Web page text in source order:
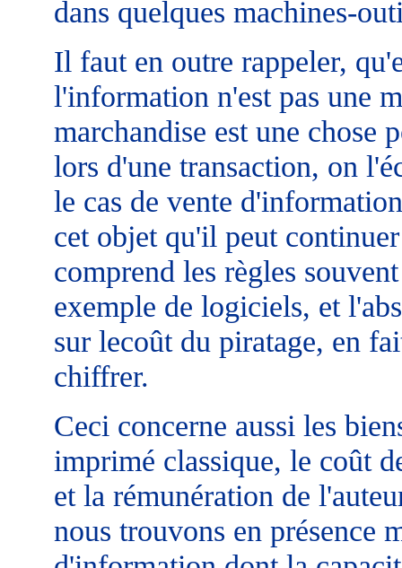
dans quelques machines-
Il faut en outre rappeler,
l'information n'est pas une
marchandise est une chose
lors d'une transaction, on
le cas de vente
cet objet qu'il peut
comprend les règles
exemple de logiciels, et
sur lecoût du piratage, en
chiffrer.
Ceci concerne aussi les
imprimé classique, le coût
et la rémunération de
nous trouvons en présence